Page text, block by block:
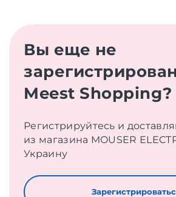
Вы еще не
Meest Shopping?
Регистрируйтесь и
из магазина MOUSER
Украину